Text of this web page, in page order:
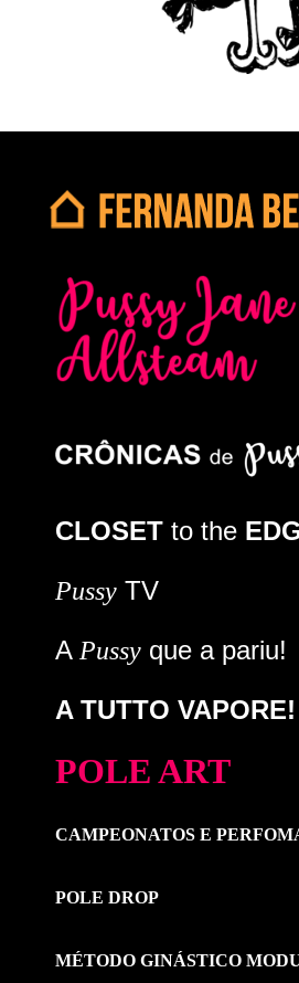
CLOSET to the
Pussy TV
A Pussy que a pariu!
A TUTTO VAPORE!
POLE ART
CAMPEONATOS E
POLE DROP
MÉTODO GINÁSTICO